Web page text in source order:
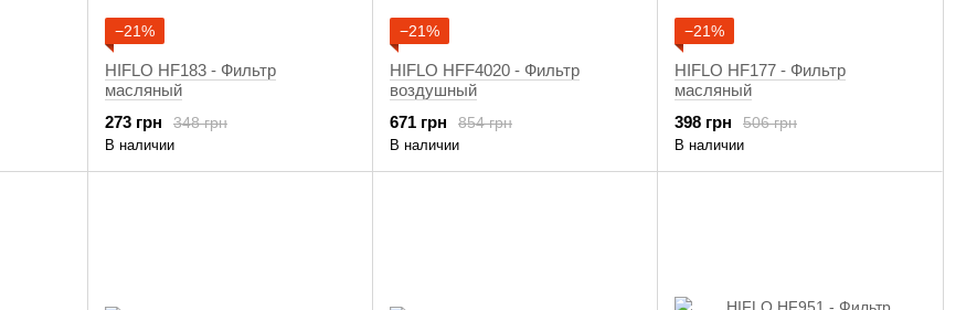
−21%
HIFLO HF183 - Фильтр
масляный
348 грн
273 грн
В наличии
−21%
HIFLO HFF4020 - Фильтр
воздушный
854 грн
671 грн
В наличии
−21%
HIFLO HF177 - Фильтр
масляный
506 грн
398 грн
В наличии